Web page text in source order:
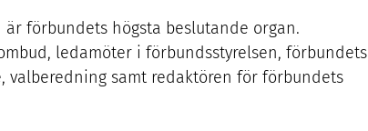
förbundets högsta beslutande organ.
ledamöter i förbundsstyrelsen, förbundets
valberedning samt redaktören för förbundets